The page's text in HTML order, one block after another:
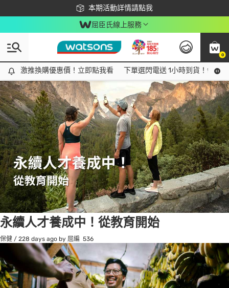
本期活動詳情請點我
下載app最高回饋$350
屈臣氏線上服務
0
激推換購優惠價！立即點我看
激推換購優惠價！立即點我看 下單選閃電送 1小時到貨！領神
Tag:永續7 item(s) found
永續人才養成中！從教育開始
保健 / 228 days ago by 屈編 536